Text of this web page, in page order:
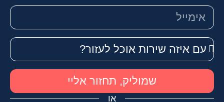
שמוליק, תחזור אליי
או